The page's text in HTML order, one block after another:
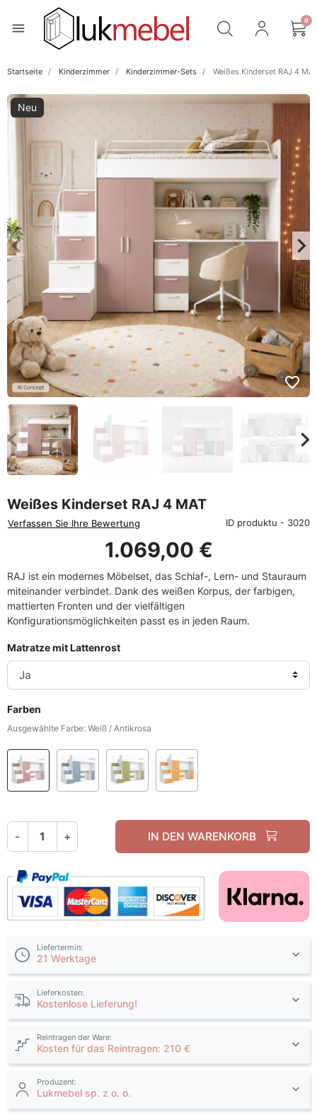
menu 0
Startseite Kinderzimmer Kinderzimmer-Sets Weißes Kinderset RAJ 4 MAT
Neu
Zurück
keyboard_arrow_left keyboard_arrow_right
favorite_border
Zurück
Weißes Kinderset RAJ 4 MAT
Verfassen Sie Ihre Bewertung ID produktu - 3020
1.069,00 €
RAJ ist ein modernes Möbelset, das Schlaf-, Lern- und Stauraum
miteinander verbindet. Dank des weißen Korpus, der farbigen,
mattierten Fronten und der vielfältigen
Konfigurationsmöglichkeiten passt es in jeden Raum.
Matratze mit Lattenrost
Farben
Ausgewählte Farbe: Weiß / Antikrosa
Weiß / AntikrosaWeiß / NebelblauWeiß / Olivgrün
- + IN DEN WARENKORB
Liefertermin:
21 Werktage
Lieferkosten:
Kostenlose Lieferung!
Reintragen der Ware:
Kosten für das Reintragen: 210 €
Produzent:
Lukmebel sp. z o. o.